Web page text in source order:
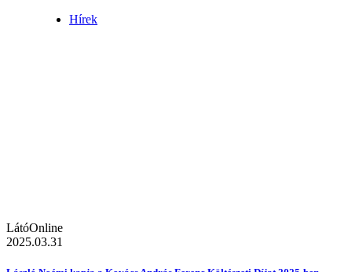
Hírek
LátóOnline
2025.03.31